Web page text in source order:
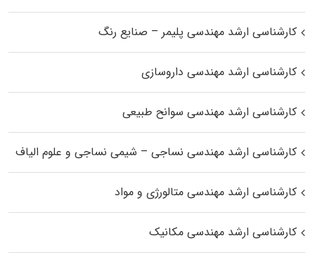
کارشناسی ارشد مهندسی پلیمر – صنایع رنگ
کارشناسی ارشد مهندسی داروسازی
کارشناسی ارشد مهندسی سوانح طبیعی
کارشناسی ارشد مهندسی نساجی – شیمی نساجی و علوم الیاف
کارشناسی ارشد مهندسی متالورژی و مواد
کارشناسی ارشد مهندسی مکانیک